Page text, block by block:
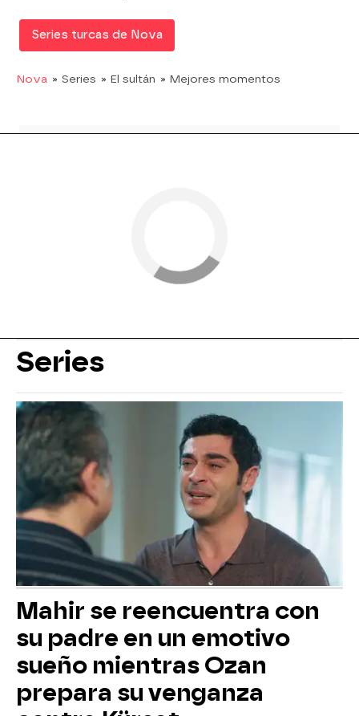
Series turcas de Nova
Nova » Series » El sultán » Mejores momentos
Series
Mahir se reencuentra con
su padre en un emotivo
sueño mientras Ozan
prepara su venganza